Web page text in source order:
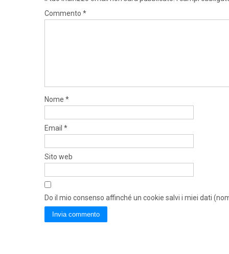
Commento *
Nome *
Email *
Sito web
Do il mio consenso affinché un cookie salvi i miei dati